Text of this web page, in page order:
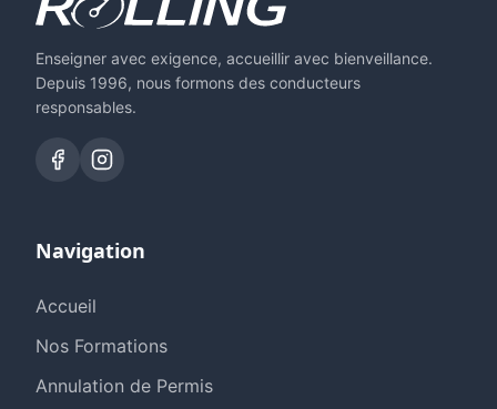
Enseigner avec exigence, accueillir avec bienveillance.
Depuis 1996, nous formons des conducteurs
responsables.
Navigation
Accueil
Nos Formations
Annulation de Permis